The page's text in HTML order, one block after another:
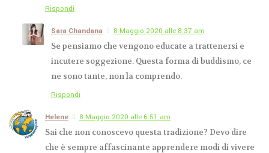
Rispondi
Sara Chandana
8 Maggio 2020 alle 8:37 am
Se pensiamo che vengono educate a trattenersi e
incutere soggezione. Questa forma di buddismo, ce
ne sono tante, non la comprendo.
Rispondi
Helene
8 Maggio 2020 alle 6:51 am
Sai che non conoscevo questa tradizione? Devo dire
che è sempre affascinante apprendere modi di vivere